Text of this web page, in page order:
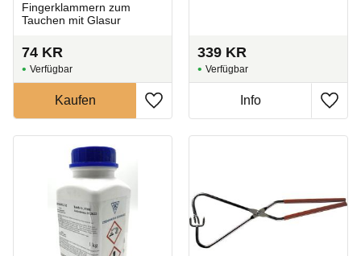
Fingerklammern zum
Tauchen mit Glasur
74 KR
Zu Favoriten hinzufügen
339 KR
Zu